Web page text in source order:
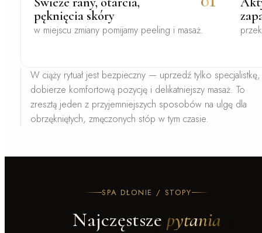
pęknięcia skóry
w miejscu zmiany pomijamy peeling i masaż.
W ciążyrytuał jest bezpieczny — uprzedź tylko specjalistkę,
dobierze komfortową pozycję i delikatniejszy masaż. To
zresztą jeden z przyjemniejszych sposobów na ulgę dla
obrzękniętych, zmęczonych stóp w tym czasie.
SPA DŁONIE / STOPY
Najczęstsze pytania